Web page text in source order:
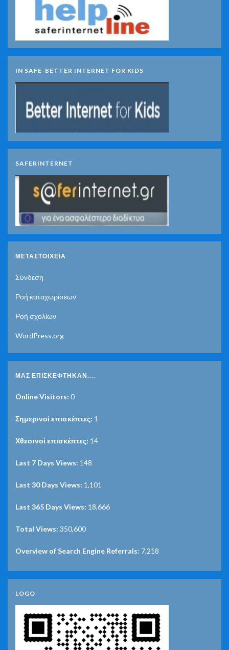
IN SAFE-BETTER INTERNET FOR KIDS
SAFERINTERNET
ΜΕΤΑΣΤΟΙΧΕΊΑ
Σύνδεση
Ροή καταχωρίσεων
Ροή σχολίων
WordPress.org
ΜΑΣ ΕΠΙΣΚΈΦΤΗΚΑΝ....
Online Visitors: 0
Σημερινοί επισκέπτες: 1
Χθεσινοί επισκέπτες: 14
Last 7 Days Views: 148
Last 30 Days Views: 1,101
Last 365 Days Views: 18,666
Total Views: 350,600
Overview of Search Engine Referrals: 7,218
LOGO